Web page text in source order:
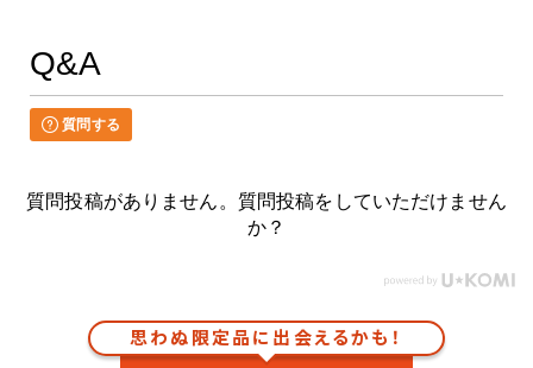
Q&A
質問する
質問投稿がありません。質問投稿をしていただけません
か？
思わぬ限定品に出会えるかも！